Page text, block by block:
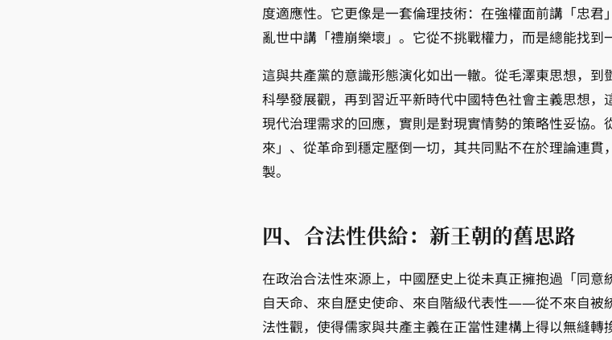
度適應性。它更像是一套倫理技術：在強權面前講「忠君
亂世中講「禮崩樂壞」。它從不挑戰權力，而是總能找到
這與共產黨的意識形態演化如出一轍。從毛澤東思想，到
科學發展觀，再到習近平新時代中國特色社會主義思想，
現代治理需求的回應，實則是對現實情勢的策略性妥協。
來」、從革命到穩定壓倒一切，其共同點不在於理論連貫
製。
四、合法性供給：新王朝的舊思路
在政治合法性來源上，中國歷史上從未真正擁抱過「同意
自天命、來自歷史使命、來自階級代表性——從不來自被
法性觀，使得儒家與共產主義在正當性建構上得以無縫轉